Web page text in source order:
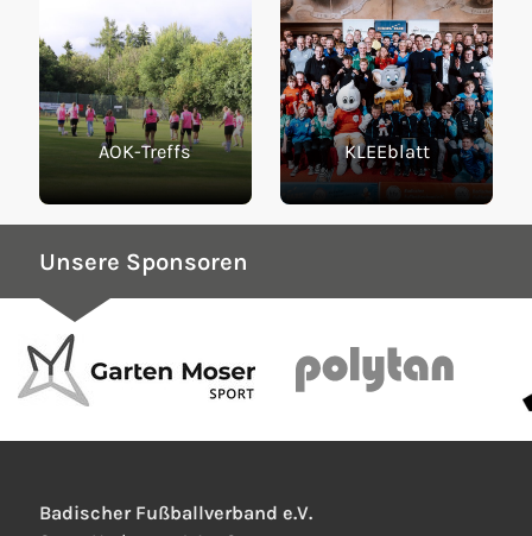
AOK-Treffs KLEEblatt
Unsere Sponsoren
Badischer Fußballverband e.V.